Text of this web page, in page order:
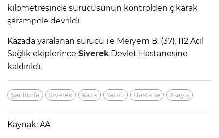
kilometresinde sürücüsünün kontrolden çıkarak
şarampole devrildi.
Kazada yaralanan sürücü ile Meryem B. (37), 112 Acil
Sağlık ekiplerince Siverek Devlet Hastanesine
kaldırıldı.
Şanlıurfa Siverek Kaza Yaralı Hastane Asayiş
Kaynak: AA